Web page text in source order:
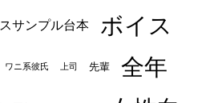
サンプル台本
ボイス
ワニ系彼氏 上司 先輩
全年